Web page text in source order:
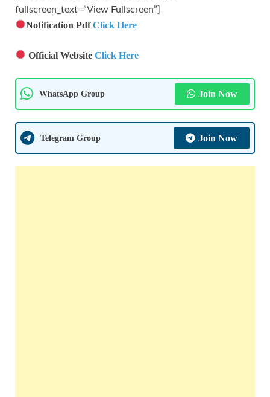
fullscreen_text=”View Fullscreen”]
Notification PdfClick Here
Official WebsiteClick Here
WhatsApp Group Join Now
Telegram Group Join Now